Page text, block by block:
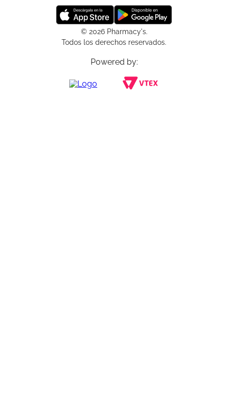
© 2026 Pharmacy's.
Todos los derechos reservados.
Powered by: